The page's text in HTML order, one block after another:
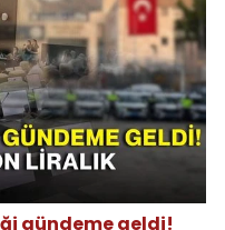
gündeme geldi!